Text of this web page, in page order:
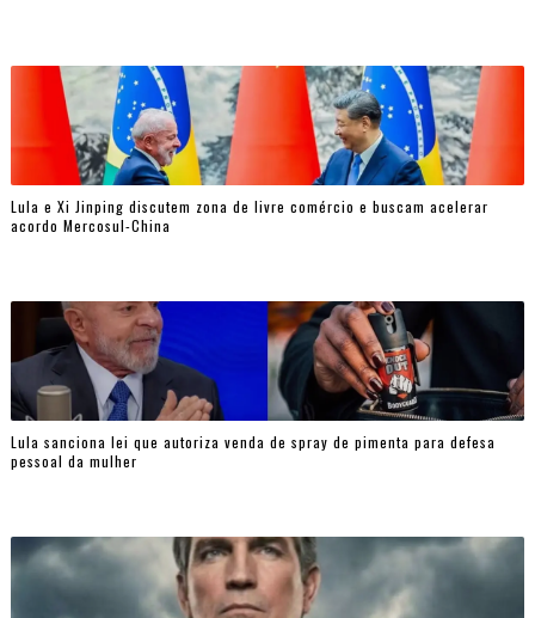
Lula e Xi Jinping discutem zona de livre comércio e buscam acelerar
acordo Mercosul-China
Lula sanciona lei que autoriza venda de spray de pimenta para defesa
pessoal da mulher